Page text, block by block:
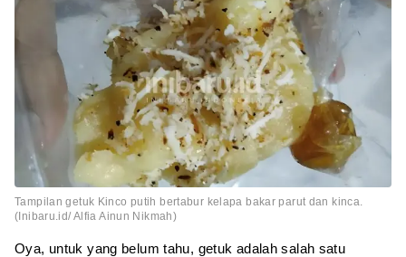
Tampilan getuk Kinco putih bertabur kelapa bakar parut dan kinca.
(Inibaru.id/ Alfia Ainun Nikmah)
Oya, untuk yang belum tahu, getuk adalah salah satu